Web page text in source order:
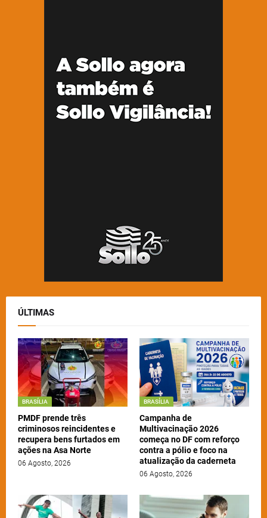
ÚLTIMAS
BRASÍLIA
PMDF prende três
criminosos reincidentes e
recupera bens furtados em
ações na Asa Norte
06 Agosto, 2026
BRASÍLIA
Campanha de
Multivacinação 2026
começa no DF com reforço
contra a pólio e foco na
atualização da caderneta
06 Agosto, 2026